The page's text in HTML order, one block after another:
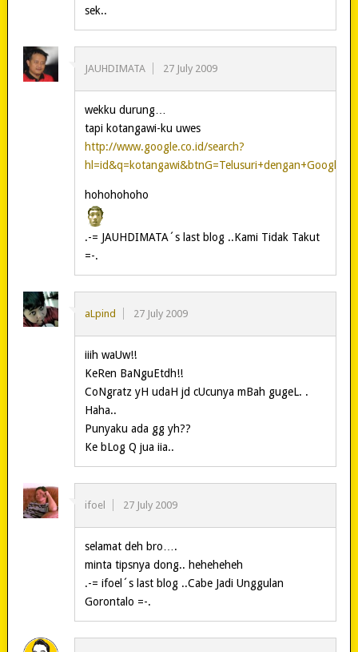
sek..
JAUHDIMATA 27 July 2009
wekku durung…
tapi kotangawi-ku uwes
http://www.google.co.id/search?
hohohohoho
.-= JAUHDIMATA´s last blog ..Kami Tidak Takut
=-.
aLpind 27 July 2009
iiih waUw!!
KeRen BaNguEtdh!!
CoNgratz yH udaH jd cUcunya mBah gugeL. .
Haha..
Punyaku ada gg yh??
Ke bLog Q jua iia..
ifoel 27 July 2009
selamat deh bro….
minta tipsnya dong.. heheheheh
.-= ifoel´s last blog ..Cabe Jadi Unggulan
Gorontalo =-.